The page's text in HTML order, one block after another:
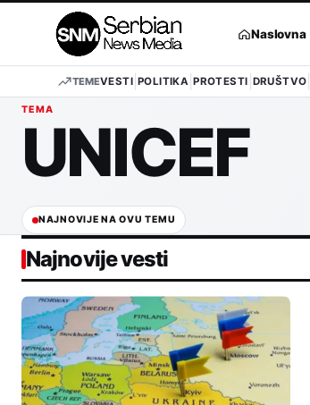
Naslovna
TEMEVESTI POLITIKA PROTESTI DRUŠTVO
TEMA
UNICEF
NAJNOVIJE NA OVU TEMU
Najnovije vesti